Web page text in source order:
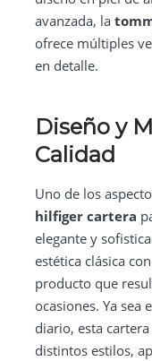
avanzada, la
ofrece múltiples
en detalle.
Diseño y
Calidad
Uno de los
hilfiger cartera
elegante y
estética clásica
producto que
ocasiones. Ya
diario, esta
distintos estilos,